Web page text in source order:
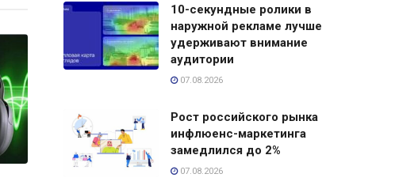
10-секундные ролики в
наружной рекламе лучше
удерживают внимание
аудитории
07.08.2026
Рост российского рынка
инфлюенс-маркетинга
замедлился до 2%
07.08.2026